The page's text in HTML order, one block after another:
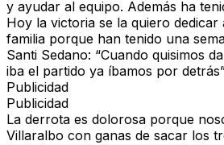
y ayudar al equipo. Además ha
Hoy la victoria se la quiero
familia porque han tenido una
Santi Sedano: “Cuando quisimos
iba el partido ya íbamos por
Publicidad
Publicidad
La derrota es dolorosa porque
Villaralbo con ganas de sacar los